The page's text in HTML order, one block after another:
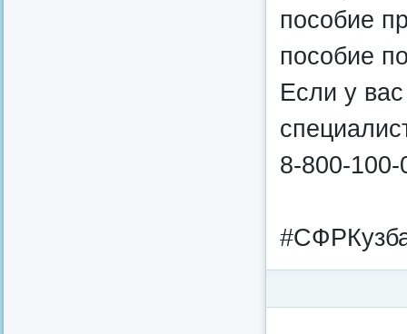
пособие
пособие
Если у
8-800-100-